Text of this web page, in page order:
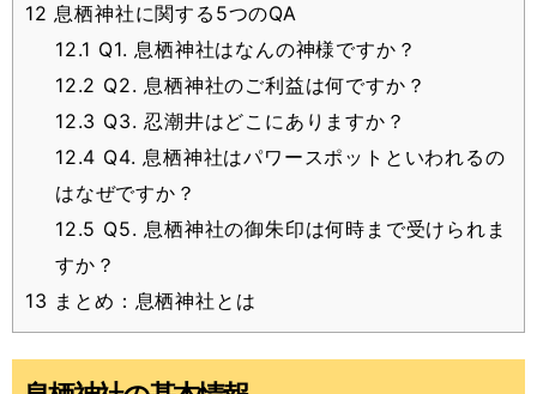
12 息栖神社に関する5つのQA
12.1 Q1. 息栖神社はなんの神様ですか？
12.2 Q2. 息栖神社のご利益は何ですか？
12.3 Q3. 忍潮井はどこにありますか？
12.4 Q4. 息栖神社はパワースポットといわれるの
はなぜですか？
12.5 Q5. 息栖神社の御朱印は何時まで受けられま
すか？
13 まとめ：息栖神社とは